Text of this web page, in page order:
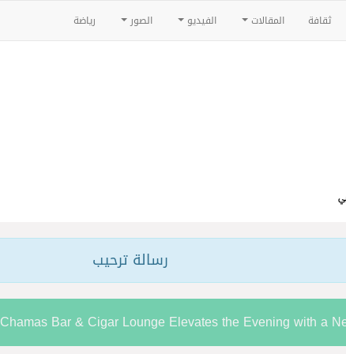
ثقافة المقالات الفيديو الصور رياضة
رسالة ترحيب
Chamas Bar & Cigar Lounge Elevates the Evening with a